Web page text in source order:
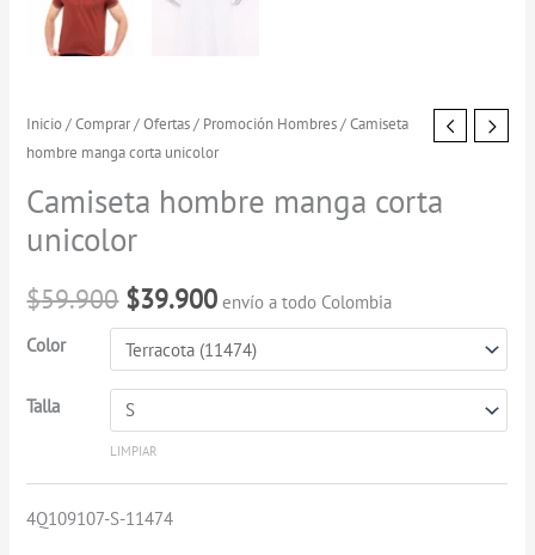
Inicio/Comprar/Ofertas/ Promoción Hombres/ Camiseta
hombre manga corta unicolor
Camiseta hombre manga corta
unicolor
$59.900
El
original
$59.900.
$39.900
El
$39.900.
envío a todo Colombia
Color
Talla
LIMPIAR
4Q109107-S-11474
Camiseta
hombre
manga
corta
unicolor
cantidad